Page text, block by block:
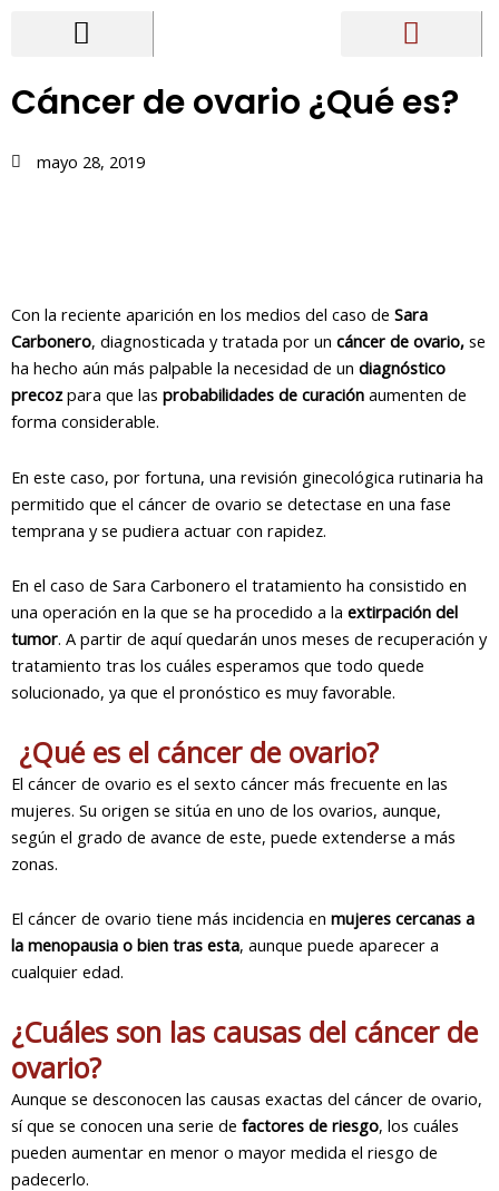
Cáncer de ovario ¿Qué es?
mayo 28, 2019
Con la reciente aparición en los medios del caso de Sara
Carbonero, diagnosticada y tratada por un cáncer de ovario, se
ha hecho aún más palpable la necesidad de un diagnóstico
precozpara que las probabilidades de curación aumenten de
forma considerable.
En este caso, por fortuna, una revisión ginecológica rutinaria ha
permitido que el cáncer de ovario se detectase en una fase
temprana y se pudiera actuar con rapidez.
En el caso de Sara Carbonero el tratamiento ha consistido en
una operación en la que se ha procedido a la extirpación del
tumor. A partir de aquí quedarán unos meses de recuperación y
tratamiento tras los cuáles esperamos que todo quede
solucionado, ya que el pronóstico es muy favorable.
¿Qué es el cáncer de ovario?
El cáncer de ovario es el sexto cáncer más frecuente en las
mujeres. Su origen se sitúa en uno de los ovarios, aunque,
según el grado de avance de este, puede extenderse a más
zonas.
El cáncer de ovario tiene más incidencia en mujeres cercanas a
la menopausia o bien tras esta, aunque puede aparecer a
cualquier edad.
¿Cuáles son las causas del cáncer de
ovario?
Aunque se desconocen las causas exactas del cáncer de ovario,
sí que se conocen una serie de factores de riesgo, los cuáles
pueden aumentar en menor o mayor medida el riesgo de
padecerlo.